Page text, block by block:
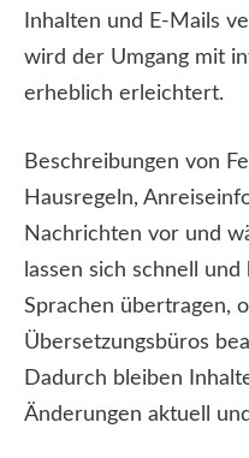
Inhalten und E-Mails
wird der Umgang mit
erheblich erleichtert.
Beschreibungen von
Hausregeln,
Nachrichten vor und
lassen sich schnell
Sprachen übertragen,
Übersetzungsbüros
Dadurch bleiben
Änderungen aktuell